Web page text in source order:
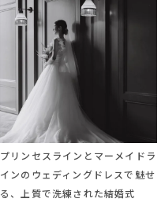
プリンセスラインとマーメイドラ
インのウェディングドレスで魅せ
る、上質で洗練された結婚式